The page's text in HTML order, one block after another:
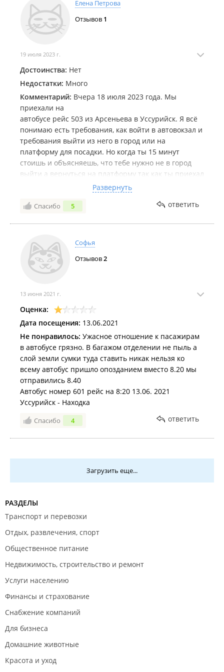
Елена Петрова
Отзывов 1
19 июля 2023 г.
Достоинства: Нет
Недостатки: Много
Комментарий: Вчера 18 июля 2023 года. Мы
приехали на
автобусе рейс 503 из Арсеньева в Уссурийск. Я всё
понимаю есть требования, как войти в автовокзал и
требования выйти из него в город или на
платформу для посадки. Но когда ты 15 минут
стоишь и объясняешь, что тебе нужно не в город
выйти а вернуться на платформу так как ты приехал
и на платформе остались муж сын и вещи, а тебе
отвечают что нет вам нужно в город, при этом орут,
хомят и затыкают рот. И при всём при этом
провести беседу с персоналом, особенно с бабушкой
пенсионеркой из туалета, так как это нонсенс какой-
то хамит всём пассажирам, не важно кто перед ней
стоит. Вообщем автовокзалу жирный минус➖.
Развернуть
Спасибо 5 ответить
Софья
Отзывов2
13 июня 2021 г.
Оценка:
Дата посещения: 13.06.2021
Не понравилось: Ужасное отношение к пасажирам
в автобусе грязно. В багажом отделении не пыль а
слой земли сумки туда ставить никак нельзя ко
всему автобус пришло опозданием вместо 8.20 мы
отправились 8.40
Автобус номер 601 рейс на 8:20 13.06. 2021
Уссурийск - Находка
Спасибо 4 ответить
Загрузить еще...
РАЗДЕЛЫ
Транспорт и перевозки
Отдых, развлечения, спорт
Общественное питание
Недвижимость, строительство и ремонт
Услуги населению
Финансы и страхование
Снабжение компаний
Для бизнеса
Домашние животные
Красота и уход